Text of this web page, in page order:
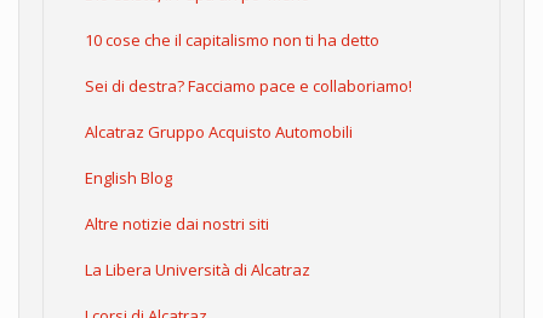
10 cose che il capitalismo non ti ha detto
Sei di destra? Facciamo pace e collaboriamo!
Alcatraz Gruppo Acquisto Automobili
English Blog
Altre notizie dai nostri siti
La Libera Università di Alcatraz